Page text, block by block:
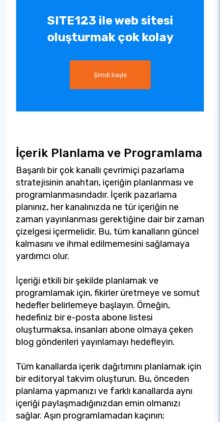
SITE123 ile web sitesi
oluşturmak çok kolay
Şimdi başla
İçerik Planlama ve Programlama
Başarılı bir çok kanallı çevrimiçi pazarlama
stratejisinin anahtarı, içeriğin planlanması ve
programlanmasındadır. İçerik pazarlama
planınız, her kanalınızda ne tür içeriğin ne
zaman yayınlanması gerektiğine dair bir zaman
çizelgesi içermelidir. Bu, tüm kanalların güncel
kalmasını ve ihmal edilmemesini sağlamaya
yardımcı olur.
İçeriği etkili bir şekilde planlamak ve
programlamak için, fikirler üretmeye ve somut
hedefler belirlemeye başlayın. Örneğin,
hedefiniz bir e-posta abone listesi
oluşturmaksa, insanları abone olmaya çeken
blog gönderileri yayınlamayı hedefleyin.
Tüm kanallarda içerik dağıtımını planlamak için
bir editoryal takvim oluşturun. Bu, önceden
planlama yapmanızı ve farklı kanallarda aynı
içeriği paylaşmadığınızdan emin olmanızı
sağlar. Aşırı programlamadan kaçının;